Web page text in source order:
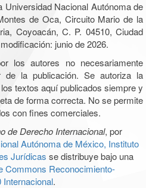
Nacional Autónoma de
de Oca, Circuito Mario de la
Coyoacán, C. P. 04510, Ciudad
junio de 2026.
los autores no necesariamente
de la publicación. Se autoriza la
textos aquí publicados siempre y
de forma correcta. No se permite
con fines comerciales.
de Derecho Internacional, por
Autónoma de México, Instituto
Jurídicas se distribuye bajo una
Commons Reconocimiento-
Internacional.